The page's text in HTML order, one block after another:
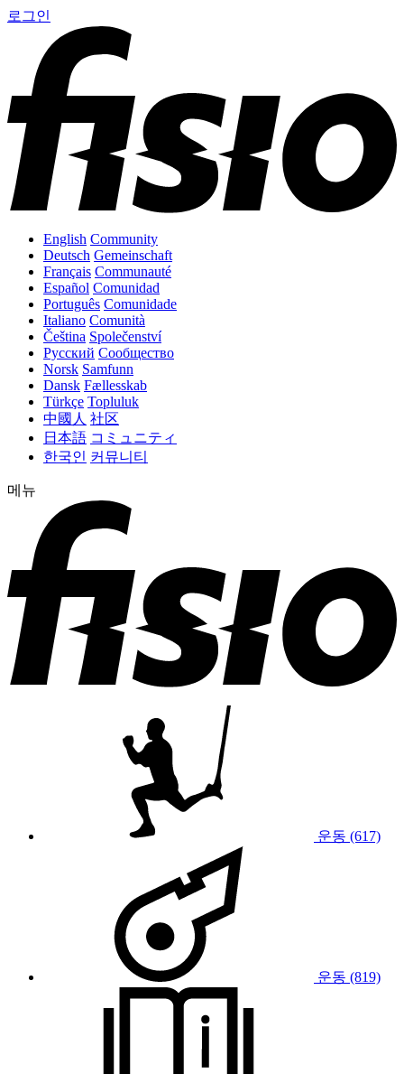
로그인
English Community
Deutsch Gemeinschaft
Français Communauté
Español Comunidad
Português Comunidade
Italiano Comunità
Čeština Společenství
Русский Сообщество
Norsk Samfunn
Dansk Fællesskab
Türkçe Topluluk
中國人 社区
日本語 コミュニティ
한국인 커뮤니티
메뉴
운동 (617)
운동 (819)